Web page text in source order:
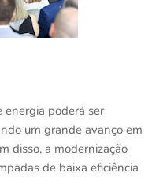
energia poderá ser
um grande avanço em
disso, a modernização
de baixa eficiência